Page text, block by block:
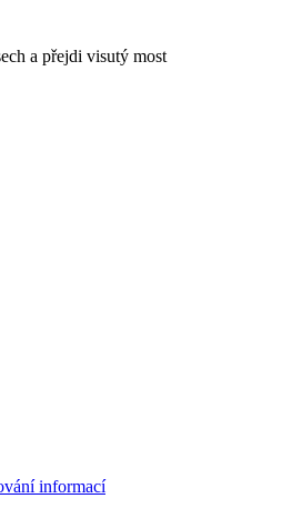
a přejdi visutý most
informací